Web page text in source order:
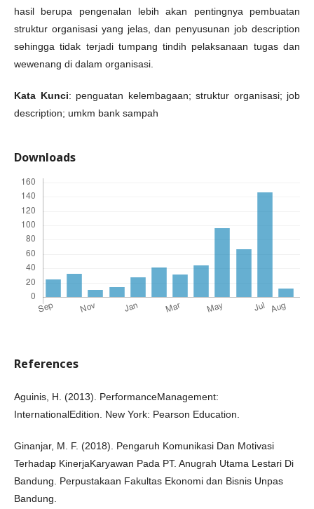
hasil berupa pengenalan lebih akan pentingnya pembuatan
struktur organisasi yang jelas, dan penyusunan job description
sehingga tidak terjadi tumpang tindih pelaksanaan tugas dan
wewenang di dalam organisasi.
Kata Kunci: penguatan kelembagaan; struktur organisasi; job
description; umkm bank sampah
Downloads
References
Aguinis, H. (2013). PerformanceManagement:
InternationalEdition. New York: Pearson Education.
Ginanjar, M. F. (2018). Pengaruh Komunikasi Dan Motivasi
Terhadap KinerjaKaryawan Pada PT. Anugrah Utama Lestari Di
Bandung. Perpustakaan Fakultas Ekonomi dan Bisnis Unpas
Bandung.